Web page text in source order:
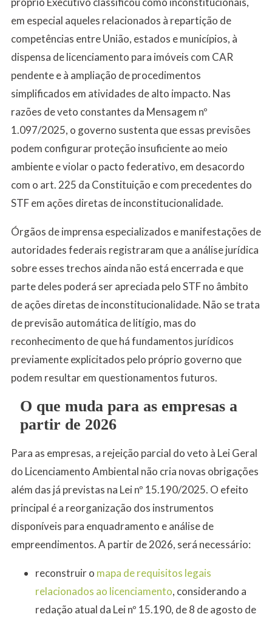
em especial aqueles relacionados à repartição de
competências entre União, estados e municípios, à
dispensa de licenciamento para imóveis com CAR
pendente e à ampliação de procedimentos
simplificados em atividades de alto impacto. Nas
razões de veto constantes da Mensagem nº
1.097/2025, o governo sustenta que essas previsões
podem configurar proteção insuficiente ao meio
ambiente e violar o pacto federativo, em desacordo
com o art. 225 da Constituição e com precedentes do
STF em ações diretas de inconstitucionalidade.
Órgãos de imprensa especializados e manifestações de
autoridades federais registraram que a análise jurídica
sobre esses trechos ainda não está encerrada e que
parte deles poderá ser apreciada pelo STF no âmbito
de ações diretas de inconstitucionalidade. Não se trata
de previsão automática de litígio, mas do
reconhecimento de que há fundamentos jurídicos
previamente explicitados pelo próprio governo que
podem resultar em questionamentos futuros.
O que muda para as empresas a
partir de 2026
Para as empresas, a rejeição parcial do veto à Lei Geral
do Licenciamento Ambiental não cria novas obrigações
além das já previstas na Lei nº 15.190/2025. O efeito
principal é a reorganização dos instrumentos
disponíveis para enquadramento e análise de
empreendimentos. A partir de 2026, será necessário:
reconstruir o mapa de requisitos legais
relacionados ao licenciamento, considerando a
redação atual da Lei nº 15.190, de 8 de agosto de